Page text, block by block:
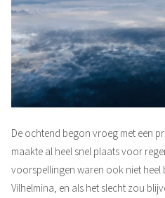
De ochtend begon vroeg met een
maakte al heel snel plaats voor
voorspellingen waren ook niet heel
Vilhelmina, en als het slecht zou